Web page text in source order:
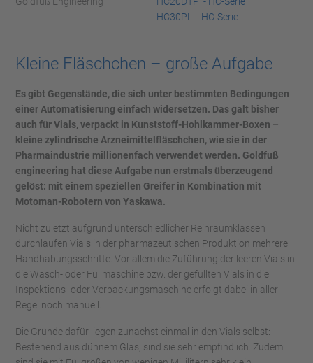
HC30PL - HC-Serie
Kleine Fläschchen – große Aufgabe
Es gibt Gegenstände, die sich unter bestimmten Bedingungen
einer Automatisierung einfach widersetzen. Das galt bisher
auch für Vials, verpackt in Kunststoff-Hohlkammer-Boxen –
kleine zylindrische Arzneimittelfläschchen, wie sie in der
Pharmaindustrie millionenfach verwendet werden. Goldfuß
engineering hat diese Aufgabe nun erstmals überzeugend
gelöst: mit einem speziellen Greifer in Kombination mit
Motoman-Robotern von Yaskawa.
Nicht zuletzt aufgrund unterschiedlicher Reinraumklassen
durchlaufen Vials in der pharmazeutischen Produktion mehrere
Handhabungsschritte. Vor allem die Zuführung der leeren Vials in
die Wasch- oder Füllmaschine bzw. der gefüllten Vials in die
Inspektions- oder Verpackungsmaschine erfolgt dabei in aller
Regel noch manuell.
Die Gründe dafür liegen zunächst einmal in den Vials selbst:
Bestehend aus dünnem Glas, sind sie sehr empfindlich. Zudem